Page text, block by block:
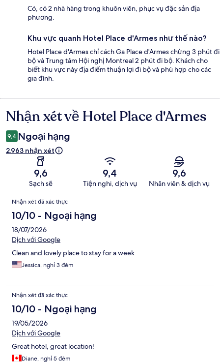
Có, có 2 nhà hàng trong khuôn viên, phục vụ đặc sản địa
phương.
Khu vực quanh Hotel Place d'Armes như thế nào?
Hotel Place d'Armes chỉ cách Ga Place d'Armes chừng 3 phút đi
bộ và Trung tâm Hội nghị Montreal 2 phút đi bộ. Khách cho
biết khu vực này địa điểm thuận lợi đi bộ và phù hợp cho các
gia đình.
Nhận
xét
Nhận xét về Hotel Place d'Armes
9,4 Ngoại hạng
2.963 nhận xét
9,6
Sạch sẽ
9,4
Tiện nghi, dịch vụ
9,6
Nhân viên & dịch vụ
Nhận
xét
Nhận xét đã xác thực
10/10 - Ngoại hạng
18/07/2026
Dịch với Google
Clean and lovely place to stay for a week
Jessica, nghỉ 3 đêm
Nhận xét đã xác thực
10/10 - Ngoại hạng
19/05/2026
Dịch với Google
Great hotel, great location!
Diane, nghỉ 5 đêm